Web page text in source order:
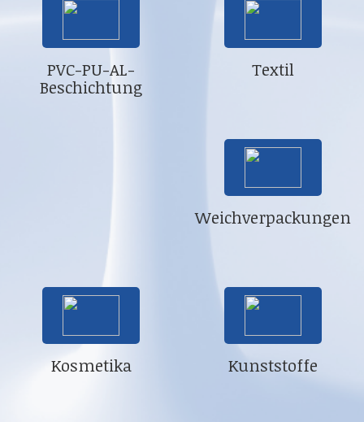
PVC-PU-AL-
Beschichtung
Textil
Weichverpackungen
Kosmetika Kunststoffe